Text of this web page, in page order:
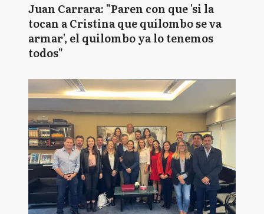
Juan Carrara: "Paren con que 'si la
tocan a Cristina que quilombo se va
armar', el quilombo ya lo tenemos
todos"